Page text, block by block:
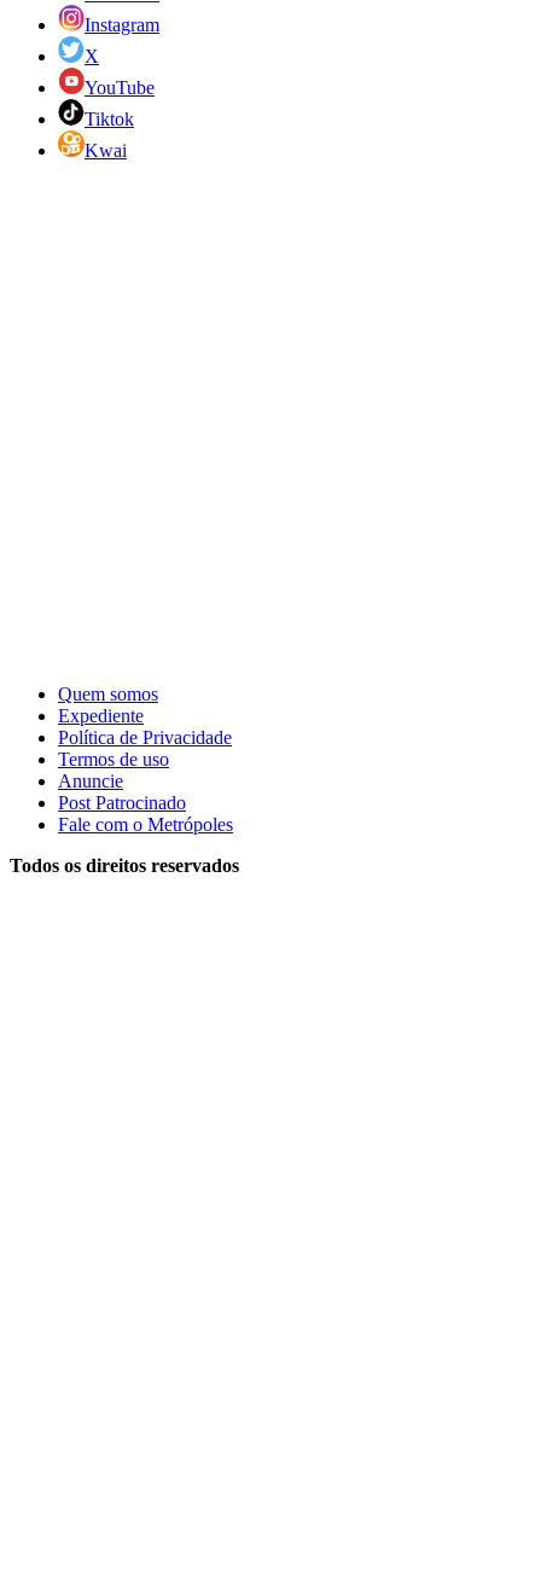
Instagram
X
YouTube
Tiktok
Kwai
Quem somos
Expediente
Política de Privacidade
Termos de uso
Anuncie
Post Patrocinado
Fale com o Metrópoles
Todos os direitos reservados